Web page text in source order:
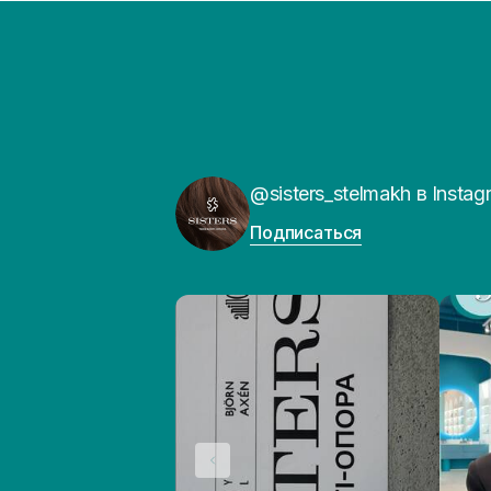
@sisters_stelmakh в
Подписаться